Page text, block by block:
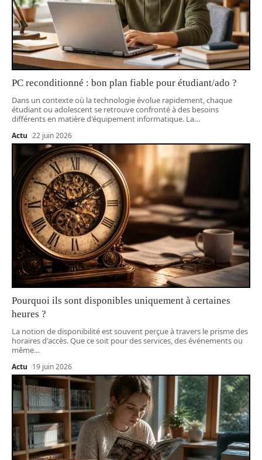
PC reconditionné : bon plan fiable pour étudiant/ado ?
Dans un contexte où la technologie évolue rapidement, chaque
étudiant ou adolescent se retrouve confronté à des besoins
différents en matière d'équipement informatique. La…
Actu 22 juin 2026
Pourquoi ils sont disponibles uniquement à certaines
heures ?
La notion de disponibilité est souvent perçue à travers le prisme des
horaires d'accès. Que ce soit pour des services, des événements ou
même…
Actu 19 juin 2026